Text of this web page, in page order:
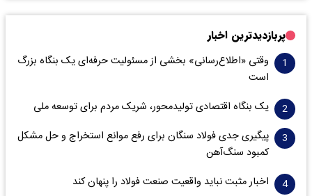
پربازدیدترین اخبار
وقتی «اطلاع‌رسانی» بخشی از مسئولیت حرفه‌ای یک بنگاه بزرگ
است
یک بنگاه اقتصادی تولیدمحور، شریک مردم برای توسعه ملی
پیگیری جدی فولاد سنگان برای رفع موانع استخراج و حل مشکل
کمبود سنگ‌آهن
اخبار مثبت نباید واقعیت صنعت فولاد را پنهان کند